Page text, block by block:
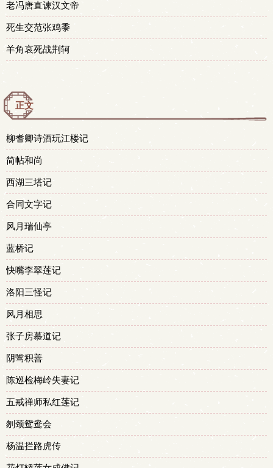
老冯唐直谏汉文帝
死生交范张鸡黍
羊角哀死战荆轲
正文
柳耆卿诗酒玩江楼记
简帖和尚
西湖三塔记
合同文字记
风月瑞仙亭
蓝桥记
快嘴李翠莲记
洛阳三怪记
风月相思
张子房慕道记
阴骘积善
陈巡检梅岭失妻记
五戒禅师私红莲记
刎颈鸳鸯会
杨温拦路虎传